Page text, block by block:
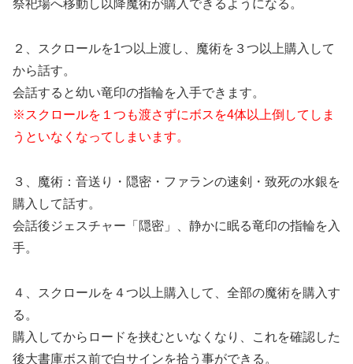
祭祀場へ移動し以降魔術が購入できるようになる。
２、スクロールを1つ以上渡し、魔術を３つ以上購入して
から話す。
会話すると幼い竜印の指輪を入手できます。
※スクロールを１つも渡さずにボスを4体以上倒してしま
うといなくなってしまいます。
３、魔術：音送り・隠密・ファランの速剣・致死の水銀を
購入して話す。
会話後ジェスチャー「隠密」、静かに眠る竜印の指輪を入
手。
４、スクロールを４つ以上購入して、全部の魔術を購入す
る。
購入してからロードを挟むといなくなり、これを確認した
後大書庫ボス前で白サインを拾う事ができる。